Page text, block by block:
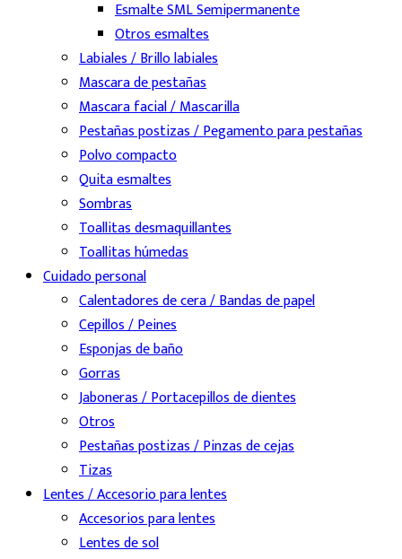
Esmalte SML Semipermanente
Otros esmaltes
Labiales / Brillo labiales
Mascara de pestañas
Mascara facial / Mascarilla
Pestañas postizas / Pegamento para pestañas
Polvo compacto
Quita esmaltes
Sombras
Toallitas desmaquillantes
Toallitas húmedas
Cuidado personal
Calentadores de cera / Bandas de papel
Cepillos / Peines
Esponjas de baño
Gorras
Jaboneras / Portacepillos de dientes
Otros
Pestañas postizas / Pinzas de cejas
Tizas
Lentes / Accesorio para lentes
Accesorios para lentes
Lentes de sol